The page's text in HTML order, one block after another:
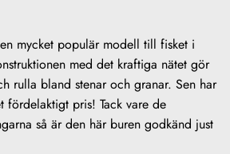
mycket populär modell till fisket i
med det kraftiga nätet gör
rulla bland stenar och granar. Sen har
fördelaktigt pris! Tack vare de
så är den här buren godkänd just